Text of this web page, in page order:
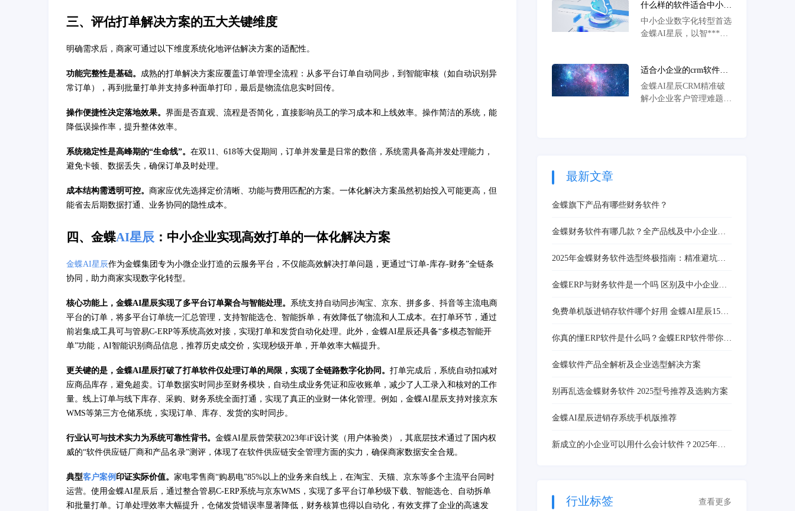
三、评估打单解决方案的五大关键维度
明确需求后，商家可通过以下维度系统化地评估解决方案的适配性。
功能完整性是基础。 成熟的打单解决方案应覆盖订单管理全流程：从多平台订单自动同步，到智能审核（如自动识别异
常订单），再到批量打单并支持多种面单打印，最后是物流信息实时回传。
操作便捷性决定落地效果。 界面是否直观、流程是否简化，直接影响员工的学习成本和上线效率。操作简洁的系统，能
降低误操作率，提升整体效率。
系统稳定性是高峰期的“生命线”。 在双11、618等大促期间，订单并发量是日常的数倍，系统需具备高并发处理能力，
避免卡顿、数据丢失，确保订单及时处理。
成本结构需透明可控。 商家应优先选择定价清晰、功能与费用匹配的方案。一体化解决方案虽然初始投入可能更高，但
能省去后期数据打通、业务协同的隐性成本。
四、金蝶AI星辰 ：中小企业实现高效打单的一体化解决方案
金蝶AI星辰作为金蝶集团专为小微企业打造的云服务平台，不仅能高效解决打单问题，更通过“订单-库存-财务”全链条
协同，助力商家实现数字化转型。
核心功能上，金蝶AI星辰实现了多平台订单聚合与智能处理。 系统支持自动同步淘宝、京东、拼多多、抖音等主流电商
平台的订单，将多平台订单统一汇总管理，支持智能选仓、智能拆单，有效降低了物流和人工成本。在打单环节，通过
前岩集成工具可与管易C-ERP等系统高效对接，实现打单和发货自动化处理。此外，金蝶AI星辰还具备“多模态智能开
单”功能，AI智能识别商品信息，推荐历史成交价，实现秒级开单，开单效率大幅提升。
更关键的是，金蝶AI星辰打破了打单软件仅处理订单的局限，实现了全链路数字化协同。 打单完成后，系统自动扣减对
应商品库存，避免超卖。订单数据实时同步至财务模块，自动生成业务凭证和应收账单，减少了人工录入和核对的工作
量。线上订单与线下库存、采购、财务系统全面打通，实现了真正的业财一体化管理。例如，金蝶AI星辰支持对接京东
WMS等第三方仓储系统，实现订单、库存、发货的实时同步。
行业认可与技术实力为系统可靠性背书。 金蝶AI星辰曾荣获2023年iF设计奖（用户体验类），其底层技术通过了国内权
威的“软件供应链厂商和产品名录”测评，体现了在软件供应链安全管理方面的实力，确保商家数据安全合规。
典型客户案例 印证实际价值。 家电零售商“购易电”85%以上的业务来自线上，在淘宝、天猫、京东等多个主流平台同时
运营。使用金蝶AI星辰后，通过整合管易C-ERP系统与京东WMS，实现了多平台订单秒级下载、智能选仓、自动拆单
和批量打单。订单处理效率大幅提升，仓储发货错误率显著降低，财务核算也得以自动化，有效支撑了企业的高速发
局，智能核算自动化率达
85%，多端协同打破部门
壁垒，实时数据看板精准
效。
什么样的软件适合中小企
业？数字化转型必备的一
体化智能解决方案全攻略
中小企业数字化转型首选
金蝶AI星辰，以智****P
存管理，突破库存积压与
决策滞后瓶颈，15天验证
期助力企业精准降本、运
适合小企业的crm软件推
荐？中小企业客户管理痛
点解决方案及实战案例解
金蝶AI星辰CRM精准破
解小企业客户管理难题，
最新文章
金蝶旗下产品有哪些财务软件？
金蝶财务软件有哪几款？全产品线及中小企业优
2025年金蝶财务软件选型终极指南：精准避坑与
金蝶ERP与财务软件是一个吗 区别及中小企业选
免费单机版进销存软件哪个好用 金蝶AI星辰15天
你真的懂ERP软件是什么吗？金蝶ERP软件带你深
金蝶软件产品全解析及企业选型解决方案
别再乱选金蝶财务软件 2025型号推荐及选购方案
金蝶AI星辰进销存系统手机版推荐
新成立的小企业可以用什么会计软件？2025年小
行业标签 查看更多